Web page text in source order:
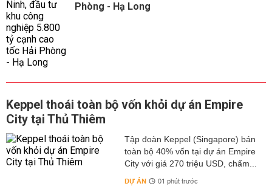
Phòng - Hạ Long
Keppel thoái toàn bộ vốn khỏi dự án Empire
City tại Thủ Thiêm
Tập đoàn Keppel (Singapore) bán
toàn bộ 40% vốn tại dự án Empire
City với giá 270 triệu USD, chấm...
DỰ ÁN 01 phút trước